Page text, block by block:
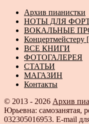
Архив пианистки
НОТЫ ДЛЯ
ВОКАЛЬНЫЕ
Концертмейстеру
ВСЕ КНИГИ
ФОТОГАЛЕРЕЯ
СТАТЬИ
МАГАЗИН
Контакты
© 2013 - 2026 Архив
Юрьевна: самозанятая,
032305016953. E-mail